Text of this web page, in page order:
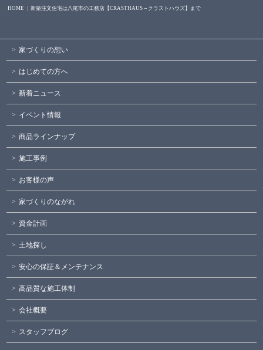
HOME ｜新築注文住宅は八尾市の工務店【CRASTHAUS～クラストハウズ】まで
家づくりの想い
はじめての方へ
新着ニュース
イベント情報
商品ラインナップ
施工事例
お客様の声
家づくりのながれ
資金計画
土地探し
安心の保証＆メンテナンス
高品質な施工体制
会社概要
スタッフブログ